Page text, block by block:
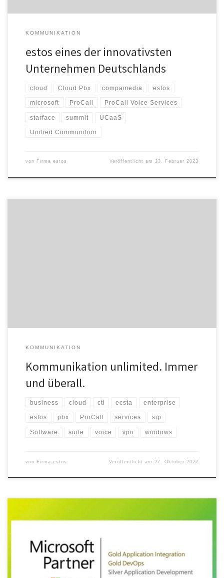
KOMMUNIKATION
estos eines der innovativsten
Unternehmen Deutschlands
cloud Cloud Pbx compamedia estos
microsoft ProCall ProCall Voice Services
starface summit UCaaS
Unified Communition
von Firma estos Veröffentlicht am23. Februar 2023
KOMMUNIKATION
Kommunikation unlimited. Immer
und überall.
business cloud cti ecsta enterprise
estos pbx ProCall services sip
Software suite voice vpn windows
von Firma estos Veröffentlicht am 27. Oktober 2022
Microsoft Gold Partner DevOps® beweist der Starnberger
Softwarehersteller, dass er bestens für die Microsoft Cloud-
Computing Plattform gerüstet ist. estos hat sich in den Bereichen
„Azure Administration“ und „Azure Entwicklung“ zertifiziert.